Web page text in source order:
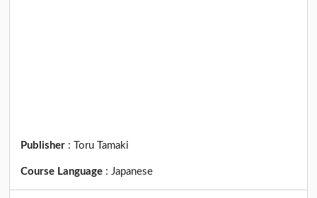
Publisher : Toru Tamaki
Course Language : Japanese